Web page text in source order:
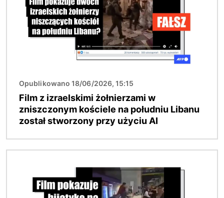
Opublikowano 18/06/2026, 15:15
Film z izraelskimi żołnierzami w
zniszczonym kościele na południu Libanu
został stworzony przy użyciu AI